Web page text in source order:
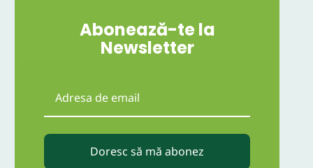
Abonează-te la
Newsletter
Doresc să mă abonez